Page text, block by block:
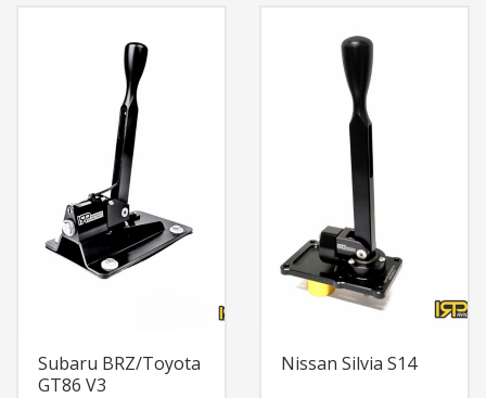
Subaru BRZ/Toyota
GT86 V3
Nissan Silvia S14